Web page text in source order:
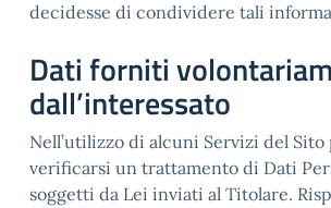
decidesse di condividere tali
Dati forniti
dall’interessato
Nell’utilizzo di alcuni Servizi del Sito
verificarsi un trattamento di Dati
soggetti da Lei inviati al Titolare.